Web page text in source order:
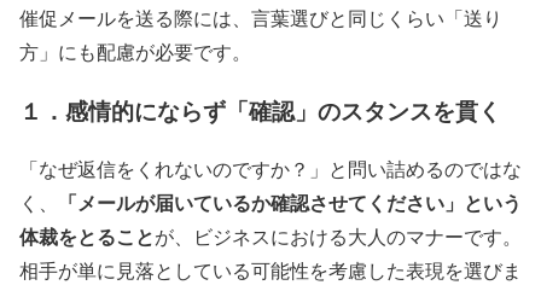
催促メールを送る際には、言葉選びと同じくらい「送り
方」にも配慮が必要です。
１．感情的にならず「確認」のスタンスを貫く
「なぜ返信をくれないのですか？」と問い詰めるのではな
く、
「メールが届いているか確認させてください」という
体裁をとることが、ビジネスにおける大人のマナーです。
相手が単に見落としている可能性を考慮した表現を選びま